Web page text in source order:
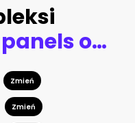
Gold art deco panels on dark green background
Zmień
Zmień